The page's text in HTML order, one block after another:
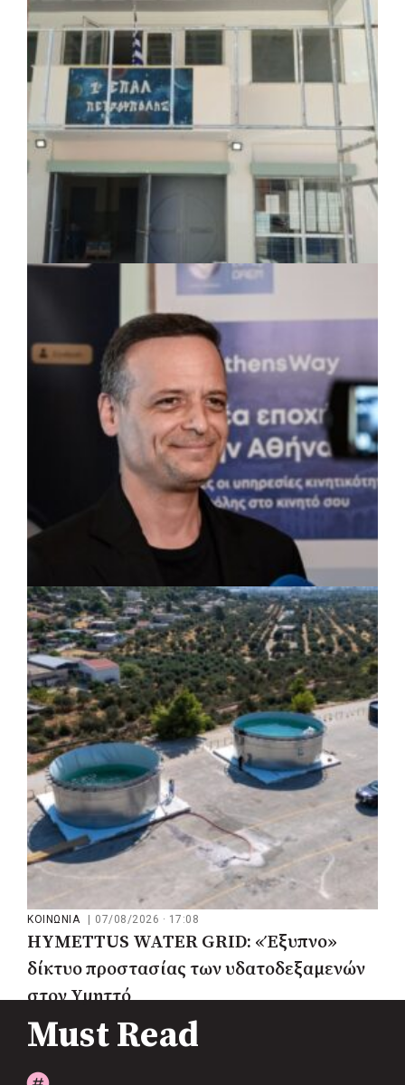
πριν από μία μέρα
Δήμος Ηρακλείου Αττικής: Συμβάσεις
645.000 ευρώ για τη φροντίδα των
αδέσποτων ζώων
πριν από 2 μέρες
Περιφέρεια Θεσσαλίας: Νέος
ιατροτεχνολογικός εξοπλισμός και
αναβάθμιση του ΚΕΦΙΑΠ Καρδίτσας
πριν από 2 μέρες
Δήμος Αθηναίων: 651 δημότες συμμετείχαν
στις δράσεις διατροφικής υποστήριξης
ΤΟΠΙΚΗ ΑΥΤΟΔΙΟΙΚΗΣΗ 07/08/2026 · 17:45
Δήμος Πετρούπολης: Εργασίες
συντήρησης σε σχολεία και αθλητικές
εγκαταστάσεις
ΡΕΠΟΡΤΑΖ | 07/08/2026 · 17:27
Ο Δούκας για έργα, καθαριότητα και τη
μάχη των επόμενων εκλογών: «Η καλύτερη
μου να κατέβει ο Μπακογιάννης»
ΚΟΙΝΩΝΙΑ | 07/08/2026 · 17:08
HYMETTUS WATER GRID: «Έξυπνο»
δίκτυο προστασίας των υδατοδεξαμενών
στον Υμηττό
Must Read